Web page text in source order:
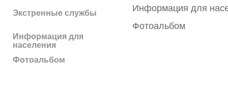
Экстренные службы
Информация для
населения
Фотоальбом
Информация для
Фотоальбом